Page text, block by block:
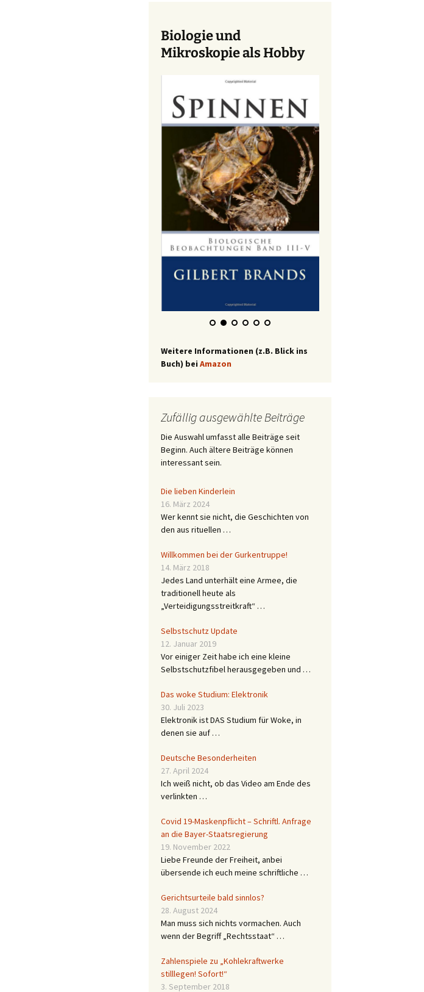
Biologie und
Mikroskopie als Hobby
Weitere Informationen (z.B. Blick ins
Buch) bei Amazon
Zufällig ausgewählte Beiträge
Die Auswahl umfasst alle Beiträge seit
Beginn. Auch ältere Beiträge können
interessant sein.
Die lieben Kinderlein
16. März 2024
Wer kennt sie nicht, die Geschichten von
den aus rituellen …
Willkommen bei der Gurkentruppe!
14. März 2018
Jedes Land unterhält eine Armee, die
traditionell heute als
„Verteidigungsstreitkraft“ …
Selbstschutz Update
12. Januar 2019
Vor einiger Zeit habe ich eine kleine
Selbstschutzfibel herausgegeben und …
Das woke Studium: Elektronik
30. Juli 2023
Elektronik ist DAS Studium für Woke, in
denen sie auf …
Deutsche Besonderheiten
27. April 2024
Ich weiß nicht, ob das Video am Ende des
verlinkten …
Covid 19-Maskenpflicht – Schriftl. Anfrage
an die Bayer-Staatsregierung
19. November 2022
Liebe Freunde der Freiheit, anbei
übersende ich euch meine schriftliche …
Gerichtsurteile bald sinnlos?
28. August 2024
Man muss sich nichts vormachen. Auch
wenn der Begriff „Rechtsstaat“ …
Zahlenspiele zu „Kohlekraftwerke
stilllegen! Sofort!“
3. September 2018